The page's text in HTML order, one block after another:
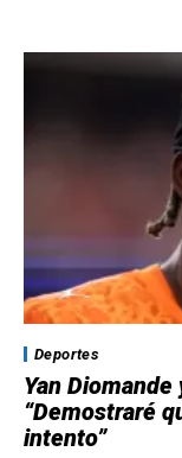
Deportes
Yan
“Demostraré
intento”